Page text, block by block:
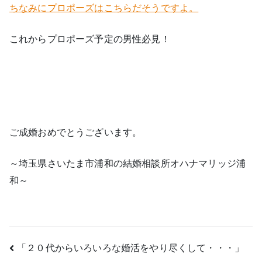
ちなみにプロポーズはこちらだそうですよ。
これからプロポーズ予定の男性必見！
ご成婚おめでとうございます。
～埼玉県さいたま市浦和の結婚相談所オハナマリッジ浦
和～
投「２０代からいろいろな婚活をやり尽くして・・・」